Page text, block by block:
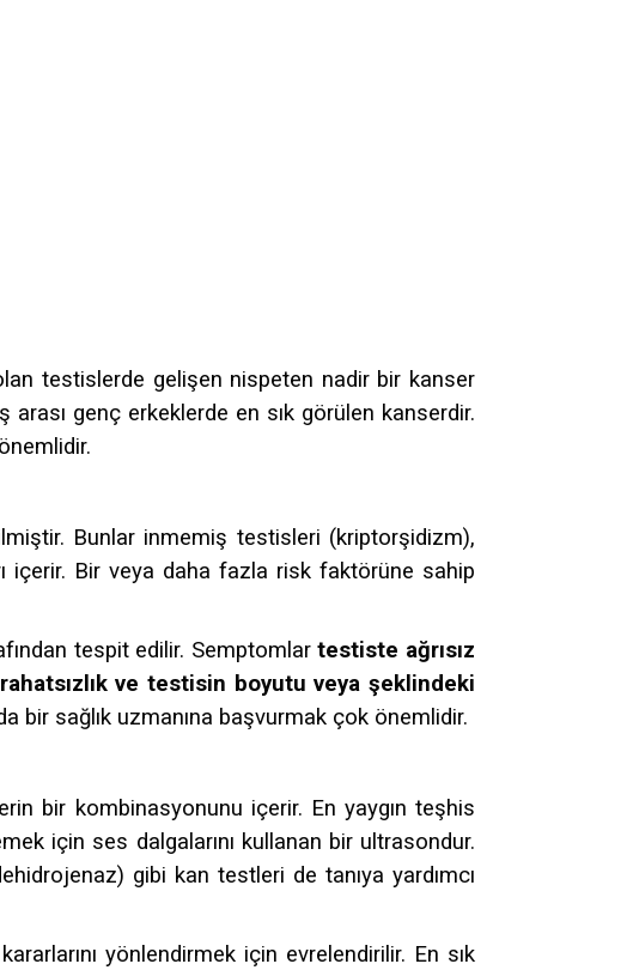
testislerde gelişen nispeten nadir bir kanser
genç erkeklerde en sık görülen kanserdir.
Bunlar inmemiş testisleri (kriptorşidizm),
içerir. Bir veya daha fazla risk faktörüne sahip
tespit edilir. Semptomlartestiste ağrısız
ve testisin boyutu veya şeklindeki
bir sağlık uzmanına başvurmak çok önemlidir.
bir kombinasyonunu içerir. En yaygın teşhis
için ses dalgalarını kullanan bir ultrasondur.
gibi kan testleri de tanıya yardımcı
yönlendirmek için evrelendirilir. En sık